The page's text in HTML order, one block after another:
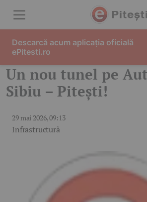
Un nou tunel pe
Sibiu – Pitești!
29 mai 2026, 09:13
Infrastructură
Descarcă acum aplicația oficială
ePitesti.ro